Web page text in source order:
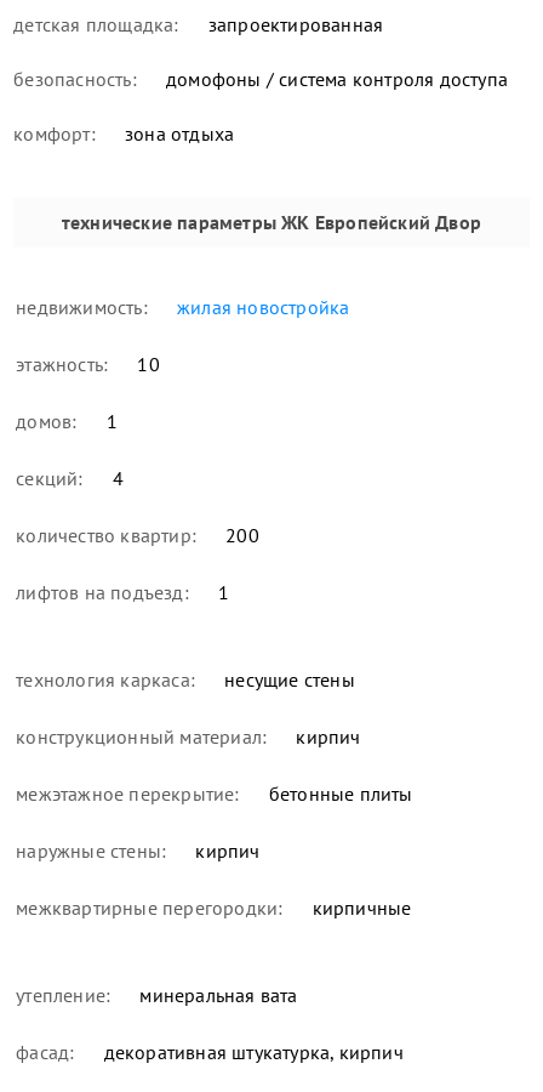
детская площадка: запроектированная
безопасность: домофоны / система контроля доступа
комфорт: зона отдыха
технические параметры ЖК Европейский Двор
недвижимость: жилая новостройка
этажность: 10
домов: 1
секций: 4
количество квартир: 200
лифтов на подъезд: 1
технология каркаса: несущие стены
конструкционный материал: кирпич
межэтажное перекрытие: бетонные плиты
наружные стены: кирпич
межквартирные перегородки: кирпичные
утепление: минеральная вата
фасад: декоративная штукатурка, кирпич